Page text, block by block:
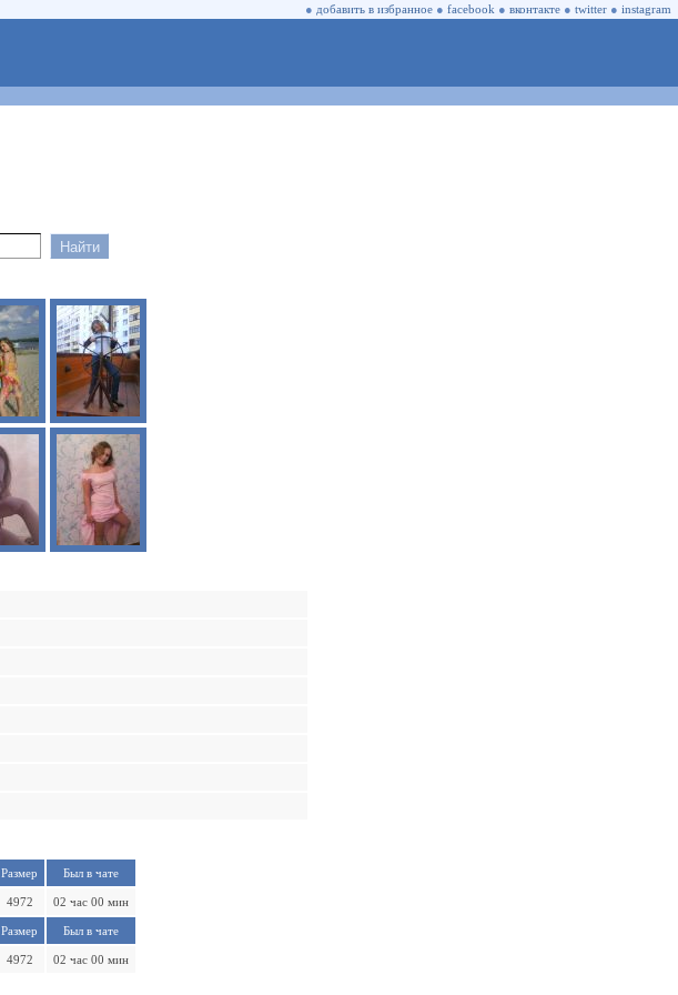
● добавить в избранное ● facebook ● вконтакте ● twitter ● instagram
Размер Был в чате
4972 02 час 00 мин
Размер Был в чате
4972 02 час 00 мин